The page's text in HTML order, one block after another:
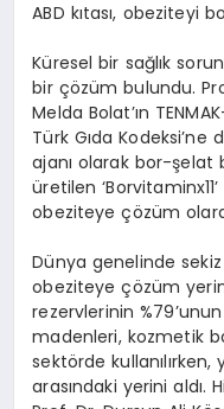
EKONOMI
EĞITIM
SIYASET
ABD kıtası, obeziteyi
Küresel bir sağlık
bir çözüm bulundu.
Melda Bolat’ın
Türk Gıda
ajanı olarak bor-şelat
üretilen
obeziteye çözüm
Dünya genelinde
obeziteye çözüm
rezervlerinin
madenleri, kozmetik
sektörde
arasındaki yerini aldı.